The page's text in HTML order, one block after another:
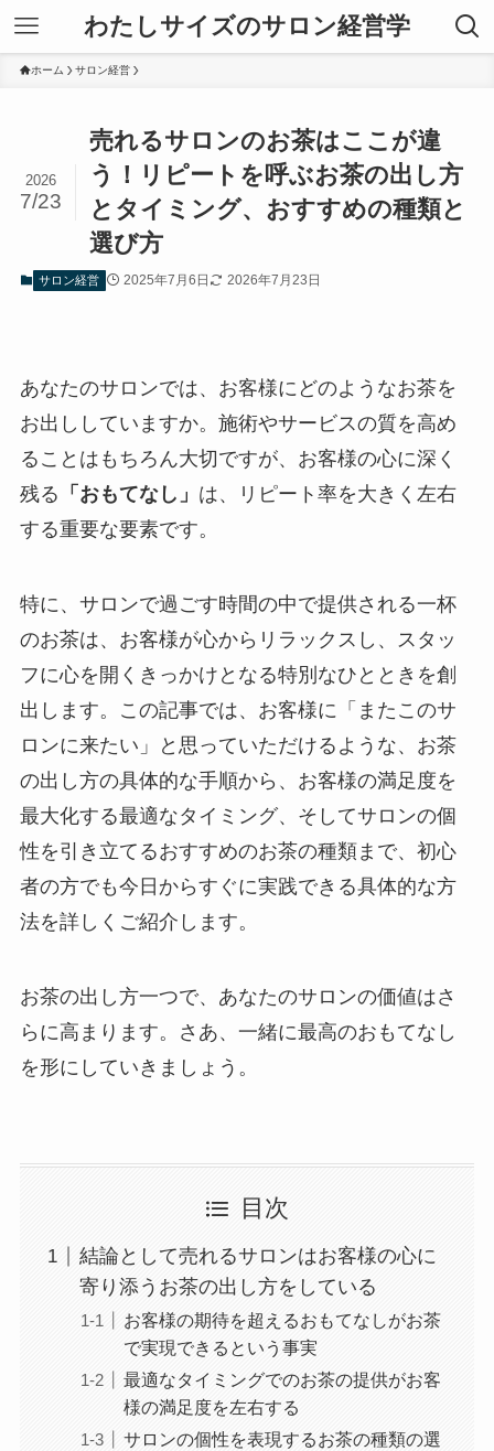
わたしサイズのサロン経営学
ホーム サロン経営
売れるサロンのお茶はここが違
う！リピートを呼ぶお茶の出し方
とタイミング、おすすめの種類と
選び方
2026
7/23
サロン経営 2025年7月6日 2026年7月23日
あなたのサロンでは、お客様にどのようなお茶を
お出ししていますか。施術やサービスの質を高め
ることはもちろん大切ですが、お客様の心に深く
残る 「おもてなし」 は、リピート率を大きく左右
する重要な要素です。
特に、サロンで過ごす時間の中で提供される一杯
のお茶は、お客様が心からリラックスし、スタッ
フに心を開くきっかけとなる特別なひとときを創
出します。この記事では、お客様に「またこのサ
ロンに来たい」と思っていただけるような、お茶
の出し方の具体的な手順から、お客様の満足度を
最大化する最適なタイミング、そしてサロンの個
性を引き立てるおすすめのお茶の種類まで、初心
者の方でも今日からすぐに実践できる具体的な方
法を詳しくご紹介します。
お茶の出し方一つで、あなたのサロンの価値はさ
らに高まります。さあ、一緒に最高のおもてなし
を形にしていきましょう。
目次
結論として売れるサロンはお客様の心に
寄り添うお茶の出し方をしている
お客様の期待を超えるおもてなしがお茶
で実現できるという事実
最適なタイミングでのお茶の提供がお客
様の満足度を左右する
サロンの個性を表現するお茶の種類の選